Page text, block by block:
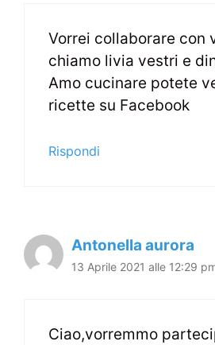
Vorrei collaborare con
chiamo livia vestri e
Amo cucinare potete
ricette su Facebook
Rispondi
Antonella aurora
13 Aprile 2021 alle 12:29
Ciao,vorremmo